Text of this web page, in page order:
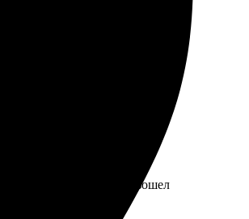
вовремя, все аккуратно
минут. Результат превзошел